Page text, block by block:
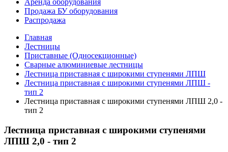
Аренда оборудования
Продажа БУ оборудования
Распродажа
Главная
Лестницы
Приставные (Односекционные)
Сварные алюминиевые лестницы
Лестница приставная с широкими ступенями ЛПШ
Лестница приставная с широкими ступенями ЛПШ -
тип 2
Лестница приставная с широкими ступенями ЛПШ 2,0 -
тип 2
Лестница приставная с широкими ступенями
ЛПШ 2,0 - тип 2